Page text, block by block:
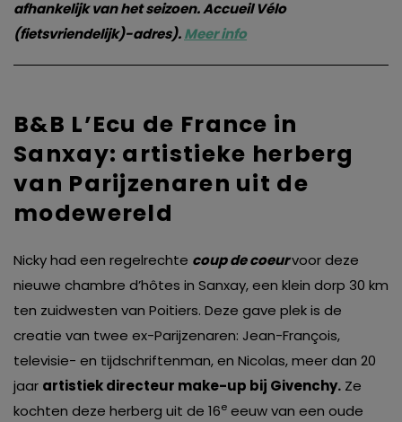
afhankelijk van het seizoen. Accueil Vélo
(fietsvriendelijk)-adres).Meer info
B&B L’Ecu de France in
Sanxay: artistieke herberg
van Parijzenaren uit de
modewereld
Nicky had een regelrechte coup de coeurvoor deze
nieuwe chambre d’hôtes in Sanxay, een klein dorp 30 km
ten zuidwesten van Poitiers. Deze gave plek is de
creatie van twee ex-Parijzenaren: Jean-François,
televisie- en tijdschriftenman, en Nicolas, meer dan 20
jaar artistiek directeur make-up bij Givenchy. Ze
kochten deze herberg uit de 16e eeuw van een oude